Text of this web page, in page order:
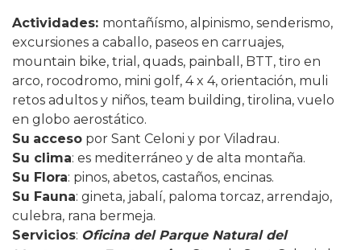
Actividades: montañísmo, alpinismo, senderismo,
excursiones a caballo, paseos en carruajes,
mountain bike, trial, quads, painball, BTT, tiro en
arco, rocodromo, mini golf, 4 x 4, orientación, muli
retos adultos y niños, team building, tirolina, vuelo
en globo aerostático.
Su acceso por Sant Celoni y por Viladrau.
Su clima: es mediterráneo y de alta montaña.
Su Flora: pinos, abetos, castaños, encinas.
Su Fauna: gineta, jabalí, paloma torcaz, arrendajo,
culebra, rana bermeja.
Servicios: Oficina del Parque Natural del